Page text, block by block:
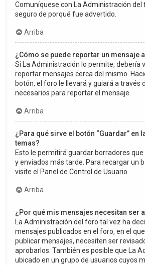
Comuníquese con La Administración del
seguro de porqué fue advertido.
Arriba
¿Cómo se puede reportar un mensaje
Si La Administración lo permite, debería
reportar mensajes cerca del mismo.
botón, el foro le llevará y guiará a través
necesarios para reportar el mensaje.
Arriba
¿Para qué sirve el botón “Guardar” en
temas?
Esto le permitirá guardar borradores
y enviados más tarde. Para recargar un
visite el Panel de Control de Usuario.
Arriba
¿Por qué mis mensajes necesitan ser
La Administración del foro tal vez ha
mensajes publicados en el foro, en el
publicar mensajes, necesiten ser
aprobarlos. También es posible que La
ubicado en un grupo de usuarios cuyos